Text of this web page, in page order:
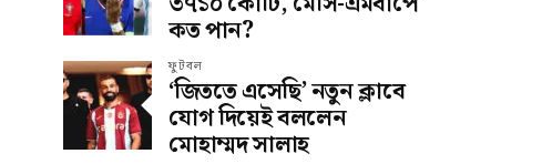
কত পান?
ফুটবল
‘জিততে এসেছি’ নতুন ক্লাবে
যোগ দিয়েই বললেন
মোহাম্মদ সালাহ